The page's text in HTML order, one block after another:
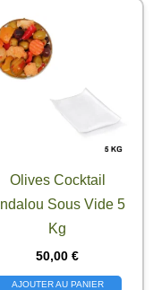
Olives Cocktail
Sous Vide 5
Kg
50,00 €
AJOUTER AU PANIER